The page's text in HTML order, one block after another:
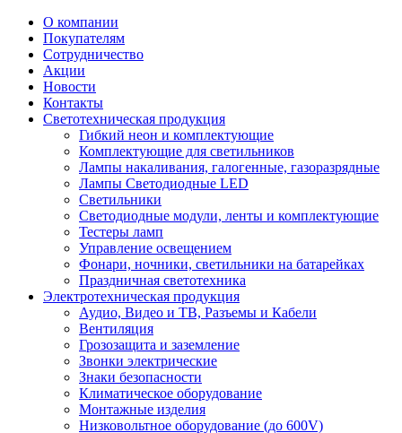
О компании
Покупателям
Сотрудничество
Акции
Новости
Контакты
Светотехническая продукция
Гибкий неон и комплектующие
Комплектующие для светильников
Лампы накаливания, галогенные, газоразрядные
Лампы Светодиодные LED
Светильники
Светодиодные модули, ленты и комплектующие
Тестеры ламп
Управление освещением
Фонари, ночники, светильники на батарейках
Праздничная светотехника
Электротехническая продукция
Аудио, Видео и ТВ, Разъемы и Кабели
Вентиляция
Грозозащита и заземление
Звонки электрические
Знаки безопасности
Климатическое оборудование
Монтажные изделия
Низковольтное оборудование (до 600V)